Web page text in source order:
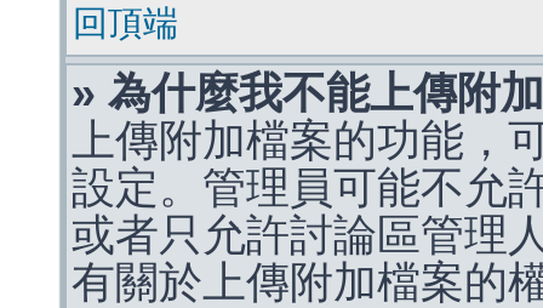
回頂端
» 為什麼我不能上傳附
上傳附加檔案的功能，
設定。管理員可能不允
或者只允許討論區管理
有關於上傳附加檔案的